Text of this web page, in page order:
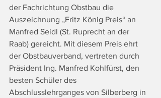
der Fachrichtung Obstbau die
Auszeichnung „Fritz König Preis“ an
Manfred Seidl (St. Ruprecht an der
Raab) gereicht. Mit diesem Preis ehrt
der Obstbauverband, vertreten durch
Präsident Ing. Manfred Kohlfürst, den
besten Schüler des
Abschlusslehrganges von Silberberg in